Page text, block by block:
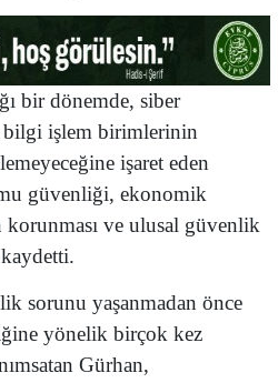
bir dönemde, siber
bilgi işlem birimlerinin
işaret eden
güvenliği, ekonomik
ve ulusal güvenlik
sorunu yaşanmadan önce
yönelik birçok kez
Gürhan,